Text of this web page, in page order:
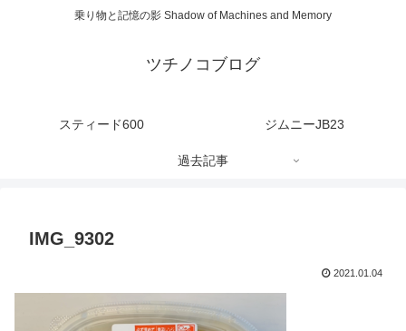
乗り物と記憶の影 Shadow of Machines and Memory
ツチノコブログ
スティード600 ジムニーJB23
過去記事
IMG_9302
2021.01.04